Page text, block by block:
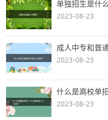
单独招生是什
2023-08-23
成人中专和普
2023-08-23
什么是高校单
2023-08-23